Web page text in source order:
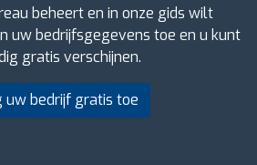
beheert en in onze gids wilt
uw bedrijfsgegevens toe en u kunt
gratis verschijnen.
uw bedrijf gratis toe